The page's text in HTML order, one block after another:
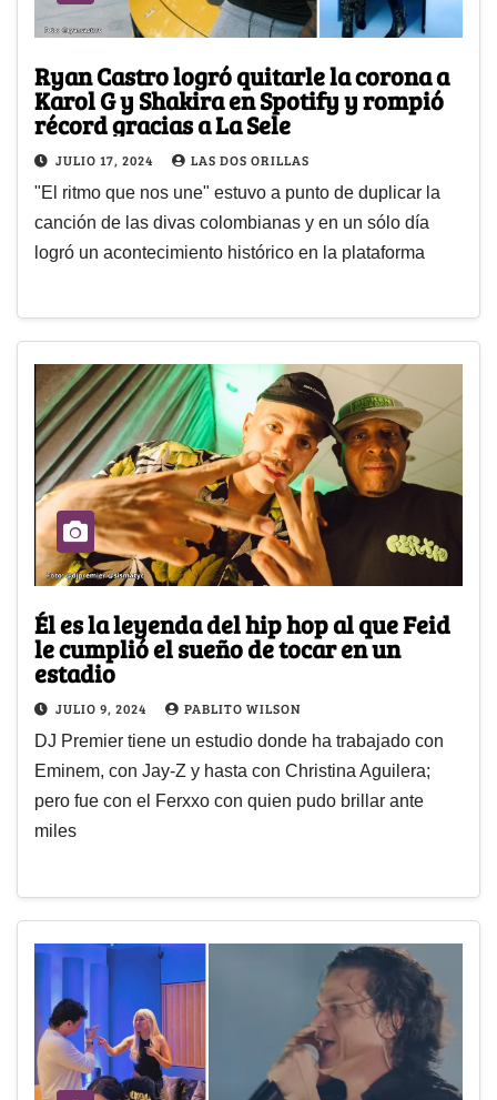
Ryan Castro logró quitarle la corona a
Karol G y Shakira en Spotify y rompió
récord gracias a La Sele
JULIO 17, 2024 LAS DOS ORILLAS
"El ritmo que nos une" estuvo a punto de duplicar la
canción de las divas colombianas y en un sólo día
logró un acontecimiento histórico en la plataforma
Él es la leyenda del hip hop al que Feid
le cumplió el sueño de tocar en un
estadio
JULIO 9, 2024 PABLITO WILSON
DJ Premier tiene un estudio donde ha trabajado con
Eminem, con Jay-Z y hasta con Christina Aguilera;
pero fue con el Ferxxo con quien pudo brillar ante
miles